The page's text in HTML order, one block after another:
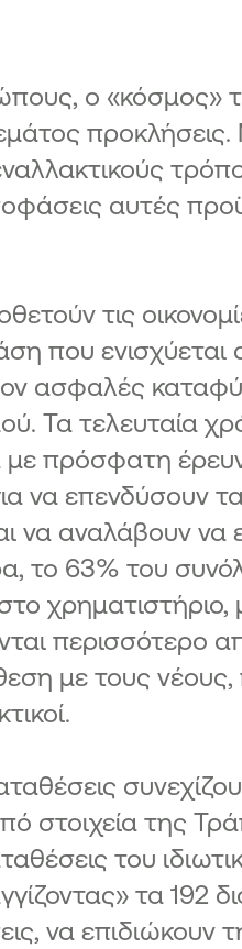
ο «κόσμος»
αυτές
τις
που
ασφαλές
Τα τελευταία
πρόσφατη
να επενδύσουν
να αναλάβουν να
το 63% του
χρηματιστήριο,
περισσότερο
με τους νέους,
στοιχεία της
του
τα 192
να επιδιώκουν